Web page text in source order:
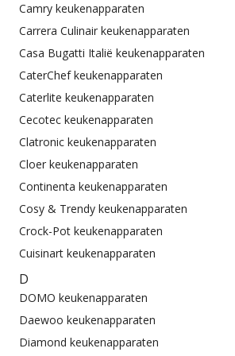
Camry keukenapparaten
Carrera Culinair keukenapparaten
Casa Bugatti Italië keukenapparaten
CaterChef keukenapparaten
Caterlite keukenapparaten
Cecotec keukenapparaten
Clatronic keukenapparaten
Cloer keukenapparaten
Continenta keukenapparaten
Cosy & Trendy keukenapparaten
Crock-Pot keukenapparaten
Cuisinart keukenapparaten
D
DOMO keukenapparaten
Daewoo keukenapparaten
Diamond keukenapparaten